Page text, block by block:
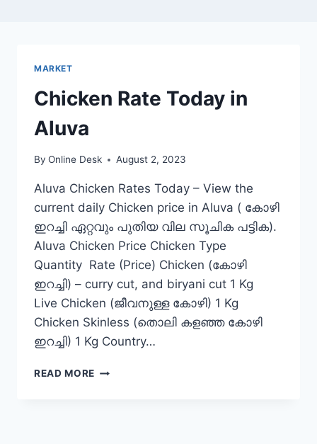
MARKET
Chicken Rate Today in
Aluva
By Online Desk August 2, 2023
Aluva Chicken Rates Today – View the
current daily Chicken price in Aluva ( കോഴി
ഇറച്ചി ഏറ്റവും പുതിയ വില സൂചിക പട്ടിക).
Aluva Chicken Price Chicken Type
Quantity Rate (Price) Chicken (കോഴി
ഇറച്ചി) – curry cut, and biryani cut 1 Kg
Live Chicken (ജീവനുള്ള കോഴി) 1 Kg
Chicken Skinless (തൊലി കളഞ്ഞ കോഴി
ഇറച്ചി) 1 Kg Country…
READ MORE CHICKEN